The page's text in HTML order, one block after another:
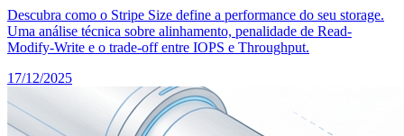
Descubra como o Stripe Size define a performance do seu storage.
Uma análise técnica sobre alinhamento, penalidade de Read-
Modify-Write e o trade-off entre IOPS e Throughput.
17/12/2025